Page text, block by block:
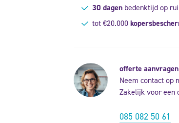
30 dagenbedenktijd op
tot €20.000
offerte aanvragen
Neem contact op
Zakelijk voor een
085 082 50 61